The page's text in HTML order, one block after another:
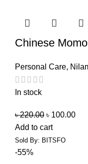
Chinese
Personal Care,
In stock
৳220.00 ৳ 100.00
Add to cart
Sold By: BITSFO
-55%